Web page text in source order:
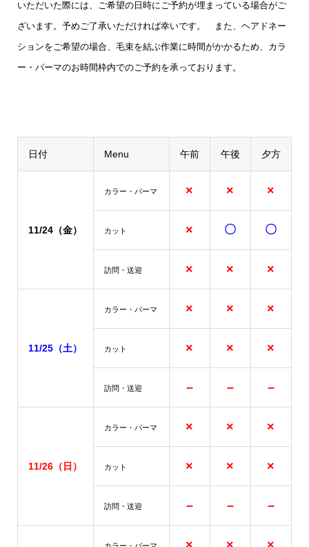
いただいた際には、ご希望の日時にご予約が埋まっている場合がご
ざいます。予めご了承いただければ幸いです。 また、ヘアドネー
ションをご希望の場合、毛束を結ぶ作業に時間がかかるため、カラ
ー・パーマのお時間枠内でのご予約を承っております。
日付 Menu 午前 午後 夕方
11/24（金）
カラー・パーマ × × ×
カット × 〇 〇
訪問・送迎 × × ×
11/25（土）
カラー・パーマ × × ×
カット × × ×
訪問・送迎 – – –
11/26（日）
カラー・パーマ × × ×
カット × × ×
訪問・送迎 – – –